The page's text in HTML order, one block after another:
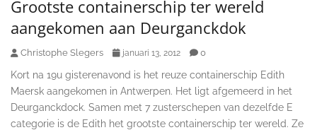
Grootste containerschip ter wereld
aangekomen aan Deurganckdok
Christophe Slegers januari 13, 2012 0
Kort na 19u gisterenavond is het reuze containerschip Edith
Maersk aangekomen in Antwerpen. Het ligt afgemeerd in het
Deurganckdock. Samen met 7 zusterschepen van dezelfde E
categorie is de Edith het grootste containerschip ter wereld. Ze